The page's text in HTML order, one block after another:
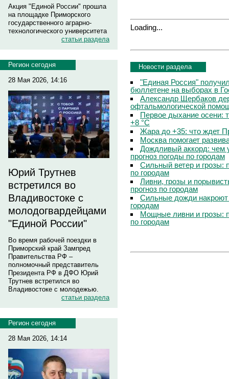
Акция "Единой России" прошла
на площадке Приморского
государственного аграрно-
технологического университета
статьи раздела
Регион сегодня
28 Мая 2026, 14:16
Юрий Трутнев
встретился во
Владивостоке с
молодогвардейцами
"Единой России"
Во время рабочей поездки в
Приморский край Зампред
Правительства РФ –
полномочный представитель
Президента РФ в ДФО Юрий
Трутнев встретился во
Владивостоке с молодежью.
статьи раздела
Регион сегодня
28 Мая 2026, 14:14
Loading...
Новости раздела
"Единая Россия"
бюллетене на выборах в
Александр Щербаков
офтальмологической
Первое дыхание осени:
+8 °C
Жара до +35: что ждет
Москва помогает
Дождливый аккорд: чем
прогноз погоды по городам
Сильный ветер и грозы:
по городам
Ливни, грозы и
прогноз по городам
Сильные дожди
городам
Мощные ливни и грозы:
по городам